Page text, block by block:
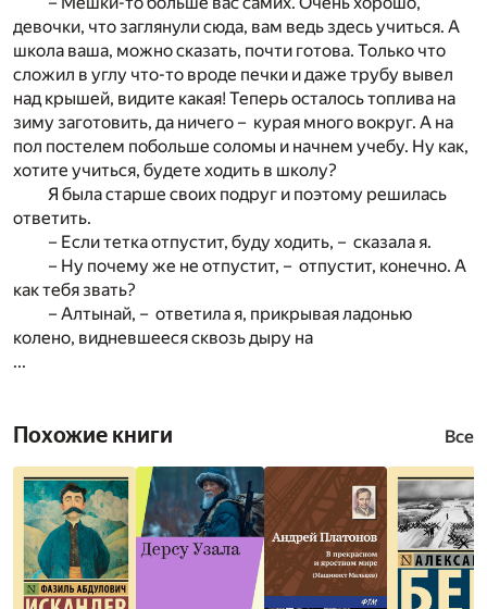
девочки, что заглянули сюда, вам ведь здесь учиться. А
школа ваша, можно сказать, почти готова. Только что
сложил в углу что-то вроде печки и даже трубу вывел
над крышей, видите какая! Теперь осталось топлива на
зиму заготовить, да ничего – курая много вокруг. А на
пол постелем побольше соломы и начнем учебу. Ну как,
хотите учиться, будете ходить в школу?
Я была старше своих подруг и поэтому решилась
ответить.
– Если тетка отпустит, буду ходить, – сказала я.
– Ну почему же не отпустит, – отпустит, конечно. А
как тебя звать?
– Алтынай, – ответила я, прикрывая ладонью
колено, видневшееся сквозь дыру на
...
Похожие книги Все